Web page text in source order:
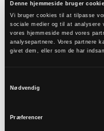
Denne hjemmeside bruger
Vi bruger cookies til at tilpasse
sociale medier og til at analysere
vores hjemmeside med vores
analysepartnere. Vores partnere
givet dem, eller som de har
Nødvendig
Præferencer